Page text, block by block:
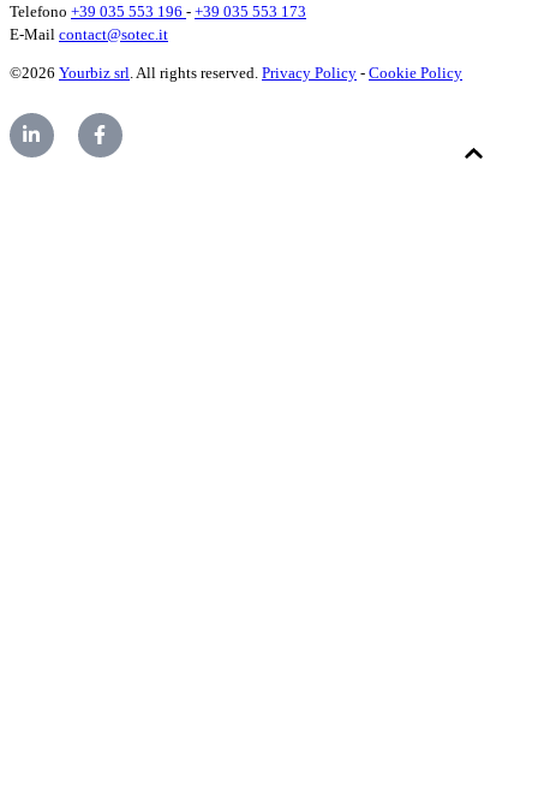
Telefono +39 035 553 196 - +39 035 553 173
E-Mail contact@sotec.it
©2026 Yourbiz srl. All rights reserved. Privacy Policy - Cookie Policy